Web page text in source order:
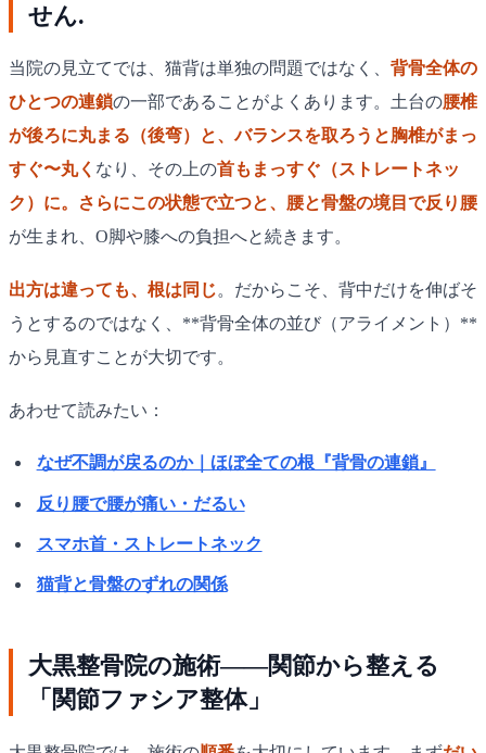
せん.
当院の見立てでは、猫背は単独の問題ではなく、 背骨全体の
ひとつの連鎖の一部であることがよくあります。土台の腰椎
が後ろに丸まる（後弯）
と、バランスを取ろうと胸椎がまっ
すぐ〜丸く なり、その上の首もまっすぐ（ストレートネッ
ク） に。さらにこの状態で立つと、腰と骨盤の境目で反り腰
が生まれ、O脚や膝への負担へと続きます。
出方は違っても、根は同じ。だからこそ、背中だけを伸ばそ
うとするのではなく、**背骨全体の並び（アライメント）**
から見直すことが大切です。
あわせて読みたい：
なぜ不調が戻るのか｜ほぼ全ての根『背骨の連鎖』
反り腰で腰が痛い・だるい
スマホ首・ストレートネック
猫背と骨盤のずれの関係
大黒整骨院の施術——関節から整える
「関節ファシア整体」